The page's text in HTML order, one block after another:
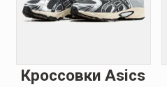
Кроссовки Asics